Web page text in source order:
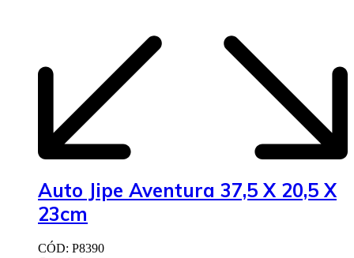
Auto Jipe Aventura 37,5 X 20,5 X
23cm
CÓD: P8390